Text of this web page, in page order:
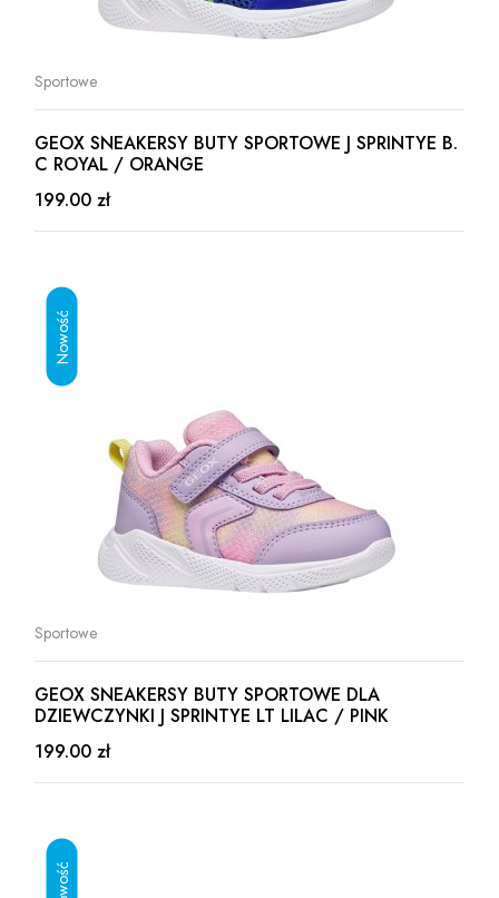
Sportowe
GEOX SNEAKERSY BUTY SPORTOWE J SPRINTYE B.
C ROYAL / ORANGE
199.00 zł
Sportowe
GEOX SNEAKERSY BUTY SPORTOWE DLA
DZIEWCZYNKI J SPRINTYE LT LILAC / PINK
199.00 zł